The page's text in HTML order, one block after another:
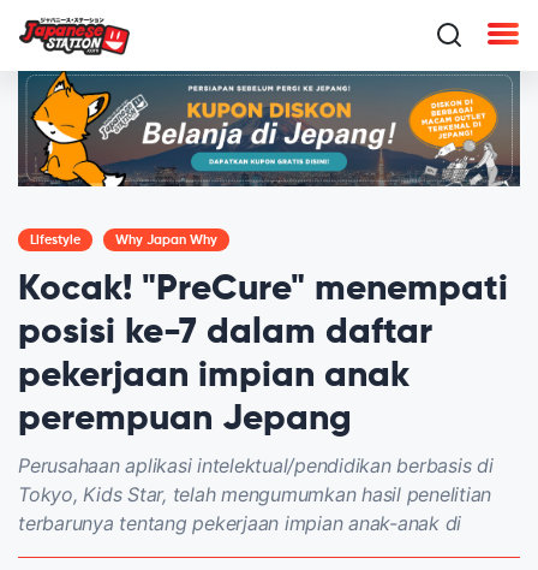
Lifestyle Why Japan Why
Kocak! "PreCure" menempati
posisi ke-7 dalam daftar
pekerjaan impian anak
perempuan Jepang
Perusahaan aplikasi intelektual/pendidikan berbasis di
Tokyo, Kids Star, telah mengumumkan hasil penelitian
terbarunya tentang pekerjaan impian anak-anak di